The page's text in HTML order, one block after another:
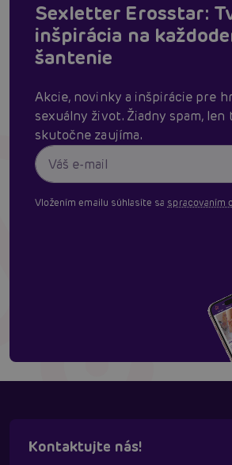
Sexletter Erosstar:
inšpirácia na
šantenie
Akcie, novinky a inšpirácie pre
sexuálny život. Žiadny spam, len
skutočne zaujíma.
Vložením emailu súhlasíte sa spracovaním
Kontaktujte nás!